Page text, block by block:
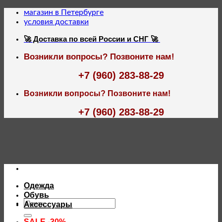
Skip
магазин в Петербурге
условия доставки
🚀 Доставка по всей России и СНГ 🚀
Возникли вопросы? Позвоните нам!
+7 (960) 283-88-29
Возникли вопросы? Позвоните нам!
+7 (960) 283-88-29
Искать:
Одежда
Обувь
Аксессуары